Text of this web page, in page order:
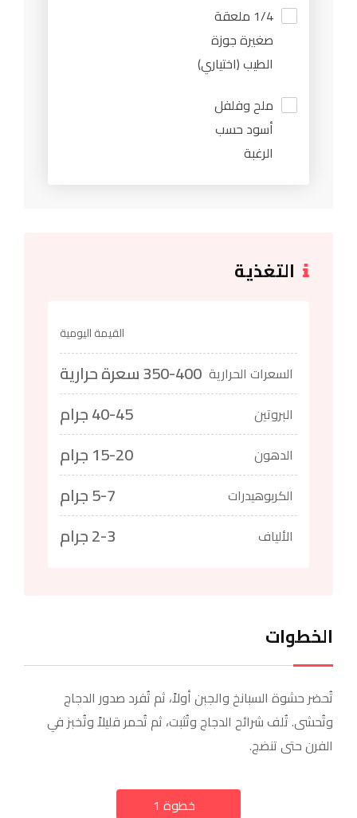
1/4 ملعقة
صغيرة جوزة
الطيب (اختياري)
ملح وفلفل
أسود حسب
الرغبة
التغذية
القيمة اليومية
السعرات الحرارية 350-400 سعرة حرارية
البروتين 40-45 جرام
الدهون 15-20 جرام
الكربوهيدرات 5-7 جرام
الألياف 2-3 جرام
الخطوات
تُحضر حشوة السبانخ والجبن أولاً، ثم تُفرد صدور الدجاج
وتُحشى. تُلف شرائح الدجاج وتُثبت، ثم تُحمر قليلاً وتُخبز في
الفرن حتى تنضج.
خطوة 1